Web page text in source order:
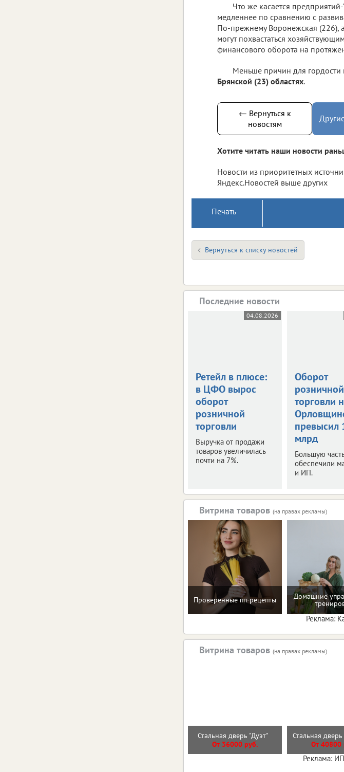
Что же касается
медленнее по сравнению с
По-прежнему Воронежская (226),
могут похвастаться
финансового оборота на
Меньше причин для гордости
Брянской (23) областях.
← Вернуться к
новостям
Хотите читать наши новости
Новости из приоритетных
Яндекс.Новостей выше других
Печать
Вернуться к списку новостей
Последние новости
04.08.2026
Ретейл в плюсе:
в ЦФО вырос
оборот
розничной
торговли
Выручка от продажи
товаров увеличилась
почти на 7%.
Оборот
розничной
торговли
превысил
млрд
Большую часть
обеспечили
и ИП.
Витрина товаров (на правах рекламы)
Проверенные пп-рецепты Домашние
Реклама:
Витрина товаров (на правах рекламы)
Стальная дверь "Дуэт"
От 36000 руб.
Стальная
От 40800
Реклама: